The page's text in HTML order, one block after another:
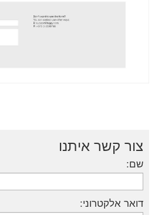
צור קשר איתנו
שם:
דואר אלקטרוני: